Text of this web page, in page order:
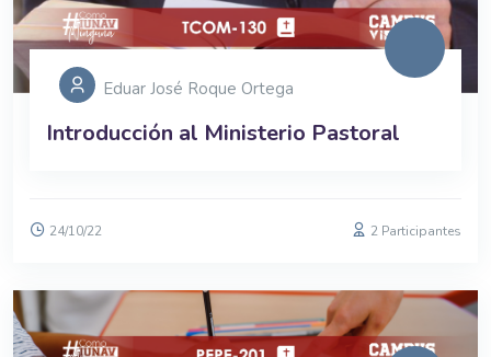
Eduar José Roque Ortega
Introducción al Ministerio Pastoral
24/10/22 2 Participantes